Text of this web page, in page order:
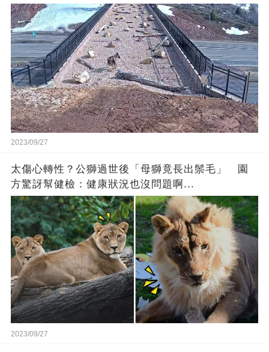
歡呼
2023/09/27
太傷心轉性？公獅過世後「母獅竟長出鬃毛」 園
方驚訝幫健檢：健康狀況也沒問題啊...
2023/09/27